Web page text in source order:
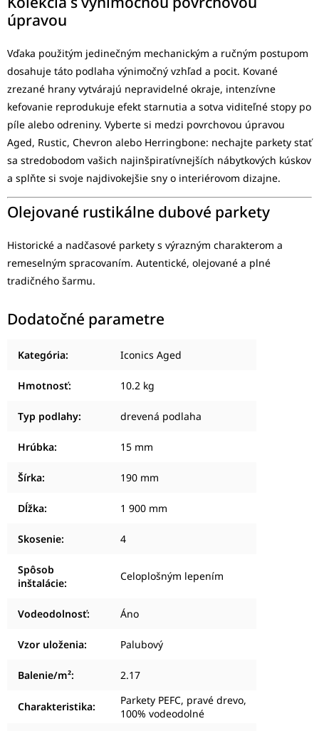
úpravou
Vďaka použitým jedinečným mechanickým a ručným postupom
dosahuje táto podlaha výnimočný vzhľad a pocit. Kované
zrezané hrany vytvárajú nepravidelné okraje, intenzívne
kefovanie reprodukuje efekt starnutia a sotva viditeľné stopy po
píle alebo odreniny. Vyberte si medzi povrchovou úpravou
Aged, Rustic, Chevron alebo Herringbone: nechajte parkety stať
sa stredobodom vašich najinšpiratívnejších nábytkových kúskov
a splňte si svoje najdivokejšie sny o interiérovom dizajne.
Olejované rustikálne dubové parkety
Historické a nadčasové parkety s výrazným charakterom a
remeselným spracovaním. Autentické, olejované a plné
tradičného šarmu.
Dodatočné parametre
Kategória: Iconics Aged
Hmotnosť: 10.2 kg
Typ podlahy: drevená podlaha
Hrúbka: 15 mm
Šírka: 190 mm
Dĺžka: 1 900 mm
Skosenie: 4
Spôsob
inštalácie:
Celoplošným lepením
Vodeodolnosť: Áno
Vzor uloženia: Palubový
Balenie/m²: 2.17
Charakteristika:
Parkety PEFC, pravé drevo,
100% vodeodolné